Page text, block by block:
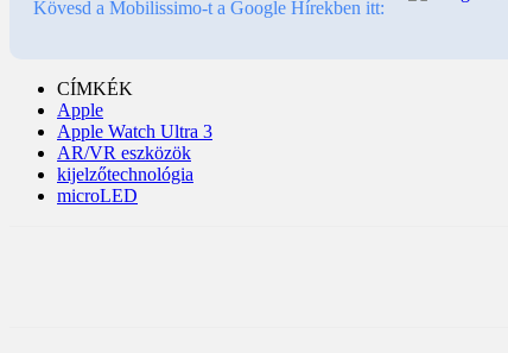
Kövesd a Mobilissimo-t a Google Hírekben itt:
CÍMKÉK
Apple
Apple Watch Ultra 3
AR/VR eszközök
kijelzőtechnológia
microLED